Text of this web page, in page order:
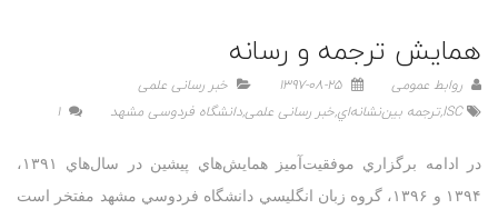
همايش ترجمه و رسانه
روابط عمومی
خبر رسانی علمی
ISC
,ترجمه بين‌نشانه‌اي,خبر رسانی علمی,دانشگاه فردوسی مشهد 1
در ادامه برگزاري موفقيت‌آميز همايش‌هاي پيشين در سال‌هاي ۱۳۹۱،
۱۳۹۴ و ۱۳۹۶، گروه زبان انگليسي دانشگاه فردوسي مشهد مفتخر است